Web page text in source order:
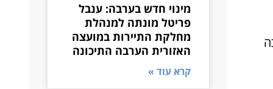
מינוי חדש בערבה: ענבל
פריטל מונתה למנהלת
מחלקת התיירות במועצה
האזורית הערבה התיכונה
קרא עוד »